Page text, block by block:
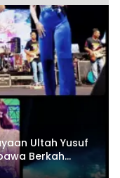
Ultah Yusuf
Berkah